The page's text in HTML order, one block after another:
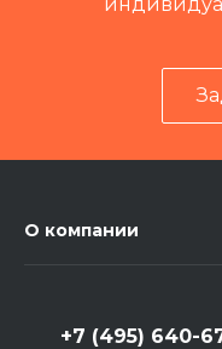
О компании
+7 (495) 640-